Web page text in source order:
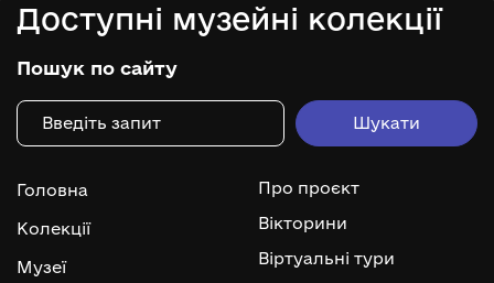
Доступні музейні колекції
Пошук по сайту
Головна
Колекції
Музеї
Про проєкт
Вікторини
Віртуальні тури